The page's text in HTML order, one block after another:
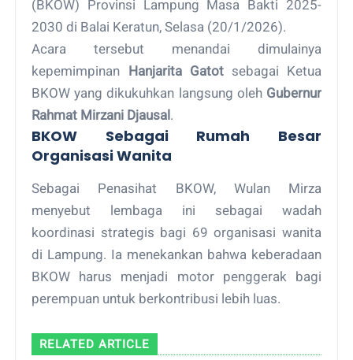
(BKOW) Provinsi Lampung Masa Bakti 2025-
2030 di Balai Keratun, Selasa (20/1/2026).
Acara tersebut menandai dimulainya
kepemimpinan Hanjarita Gatotsebagai Ketua
BKOW yang dikukuhkan langsung oleh Gubernur
Rahmat Mirzani Djausal.
BKOW Sebagai Rumah Besar
Organisasi Wanita
Sebagai Penasihat BKOW, Wulan Mirza
menyebut lembaga ini sebagai wadah
koordinasi strategis bagi 69 organisasi wanita
di Lampung. Ia menekankan bahwa keberadaan
BKOW harus menjadi motor penggerak bagi
perempuan untuk berkontribusi lebih luas.
RELATED ARTICLE